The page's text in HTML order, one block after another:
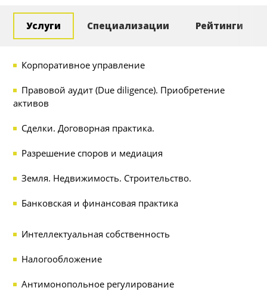
Услуги Специализации Рейтинги
Корпоративное управление
Правовой аудит (Due diligence). Приобретение
активов
Сделки. Договорная практика.
Разрешение споров и медиация
Земля. Недвижимость. Строительство.
Банковская и финансовая практика
Интеллектуальная собственность
Налогообложение
Антимонопольное регулирование